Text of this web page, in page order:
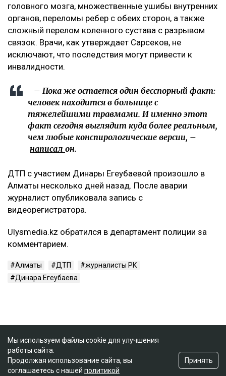
головного мозга, множественные ушибы внутренних
органов, переломы ребер с обеих сторон, а также
сложный перелом коленного сустава с разрывом
связок. Врачи, как утверждает Сарсеков, не
исключают, что последствия могут привести к
инвалидности.
– Пока же остается один бесспорный факт:
человек находится в больнице с
тяжелейшими травмами. И именно этот
факт сегодня выглядит куда более реальным,
чем любые конспирологические версии, –
написал он.
ДТП с участием Динары Егеубаевой произошло в
Алматы несколько дней назад. После аварии
журналист опубликовала запись с
видеорегистратора.
Ulysmedia.kz обратился в департамент полиции за
комментарием.
Алматы ДТП
журналисты РК
Динара Егеубаева
Мы используем файлы cookie для улучшения
работы сайта.
Продолжая использование сайта, вы
соглашаетесь с нашей политикой
Принять